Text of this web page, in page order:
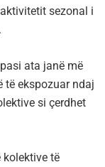
sezonal i
ata janë më
të ekspozuar ndaj
si çerdhet
kolektive të